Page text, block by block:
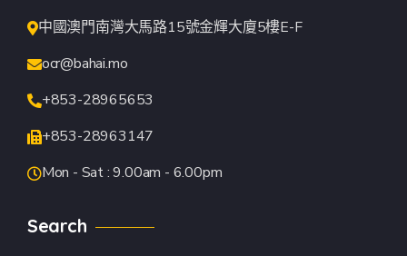
中國澳門南灣大馬路15號金輝大廈5樓E-F
ocr@bahai.mo
+853-28965653
+853-28963147
Mon - Sat : 9.00am - 6.00pm
Search